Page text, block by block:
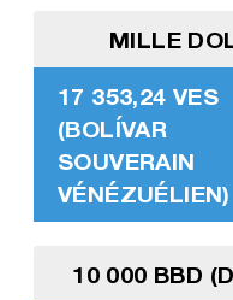
MILLE
17 353,24 VES
(BOLÍVAR
SOUVERAIN
VÉNÉZUÉLIEN)
10 000 BBD